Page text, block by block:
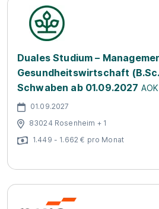
Duales Studium –
Gesundheitswirtschaft
Schwaben ab 01.09.2027
01.09.2027
83024 Rosenheim + 1
1.449 - 1.662 € pro Monat